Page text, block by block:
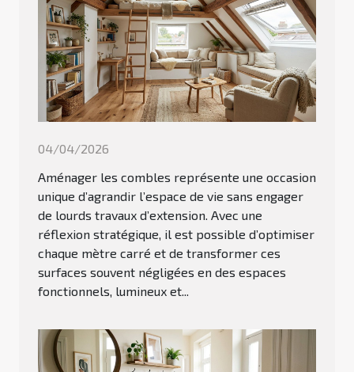
04/04/2026
Aménager les combles représente une occasion
unique d’agrandir l’espace de vie sans engager
de lourds travaux d’extension. Avec une
réflexion stratégique, il est possible d’optimiser
chaque mètre carré et de transformer ces
surfaces souvent négligées en des espaces
fonctionnels, lumineux et...